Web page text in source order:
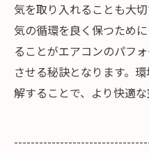
気を取り入れることも大
気の循環を良く保つため
ることがエアコンのパフ
させる秘訣となります。
解することで、より快適